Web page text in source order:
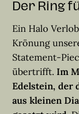
Der Ring
Ein Halo
Krönung
Statement-
übertrifft. Im
Edelstein, der
aus kleinen